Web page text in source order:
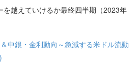
越えていけるか最終四半期（2023年
中銀・金利動向～急減する米ドル流動